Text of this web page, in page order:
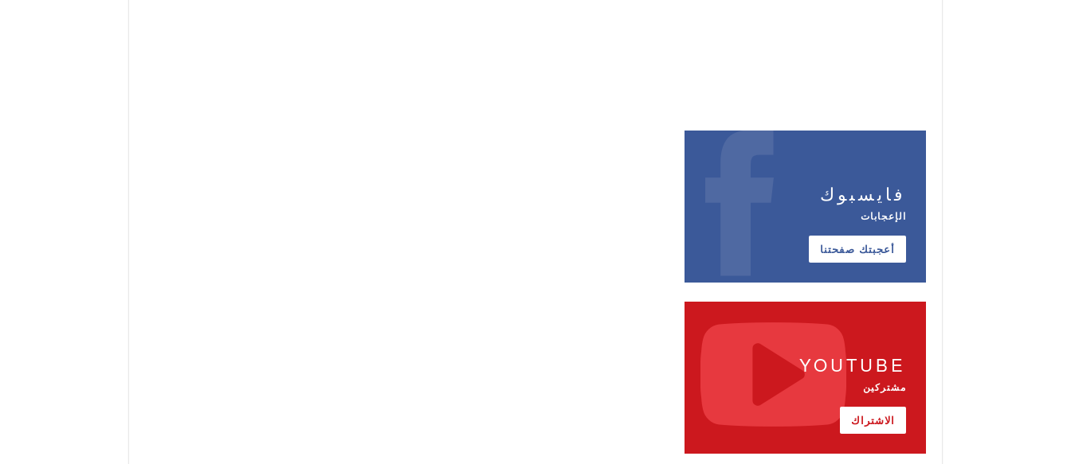
فايسبوك
الإعجابات
أعجبتك صفحتنا
YOUTUBE
مشتركين
الاشتراك